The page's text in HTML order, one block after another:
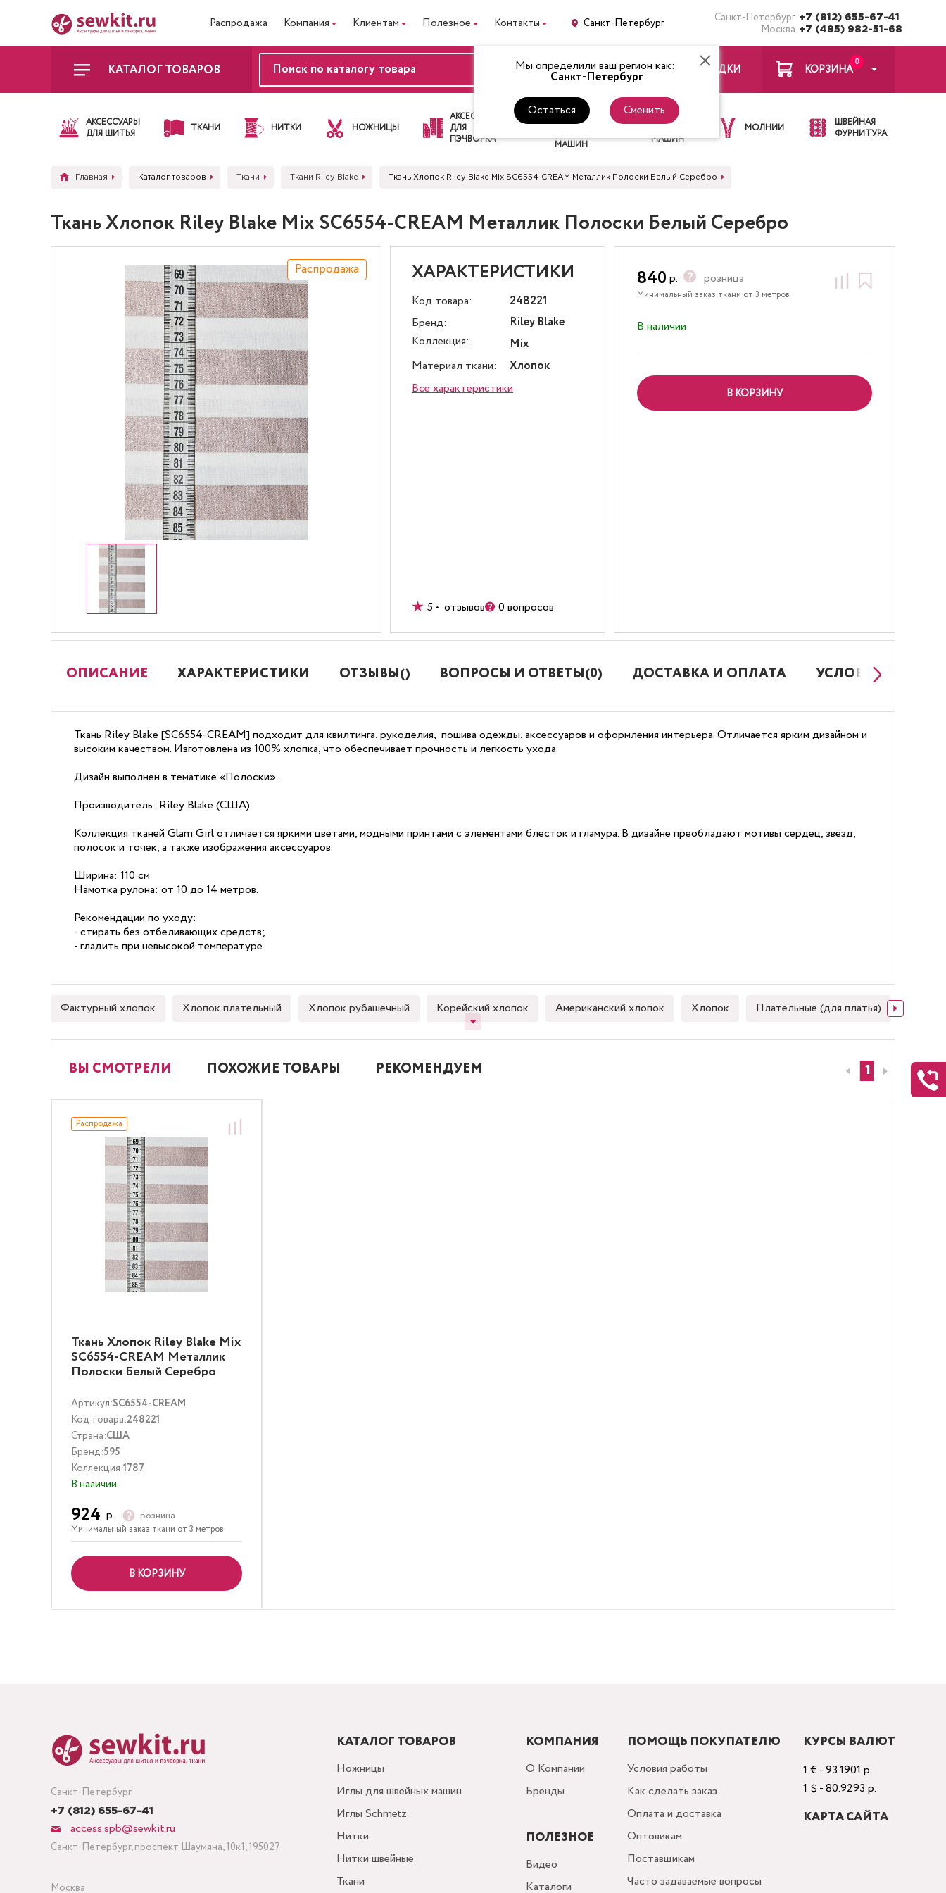
Распродажа Компания Клиентам Полезное Контакты Санкт-Петербург Санкт-Петербург +7 (812) 655-67-41
Москва +7 (495) 982-51-68
Мы определили ваш регион как:
Санкт-Петербург
Остаться Сменить
КАТАЛОГ ТОВАРОВ ВХОД ЗАКЛАДКИ
0
КОРЗИНА
АКСЕССУАРЫ
ДЛЯ ШИТЬЯ
ТКАНИ НИТКИ НОЖНИЦЫ
АКСЕССУАРЫ
ДЛЯ
ПЭЧВОРКА
ЛАПКИ
ДЛЯ
МАШИН
ИГЛЫ ДЛЯ
ШВЕЙНЫХ
МАШИН
МОЛНИИ
ШВЕЙНАЯ
ФУРНИТУРА
Главная Каталог товаров Ткани Ткани Riley Blake Ткань Хлопок Riley Blake Mix SC6554-CREAM Металлик Полоски Белый Серебро
Ткань Хлопок Riley Blake Mix SC6554-CREAM Металлик Полоски Белый Серебро
Распродажа ХАРАКТЕРИСТИКИ
Код товара:
248221
Бренд:
Riley Blake
Коллекция:
Mix
Материал ткани:
Хлопок
Все характеристики
5 • отзывов 0 вопросов
840 р. розница
Минимальный заказ ткани от 3 метров
В наличии
В КОРЗИНУ
ОПИСАНИЕ ХАРАКТЕРИСТИКИ ОТЗЫВЫ() ВОПРОСЫ И ОТВЕТЫ(0) ДОСТАВКА И ОПЛАТА УСЛОВИЯ РАБОТЫ
Ткань Riley Blake [SC6554-CREAM] подходит для квилтинга, рукоделия, пошива одежды, аксессуаров и оформления интерьера. Отличается ярким дизайном и
высоким качеством. Изготовлена из 100% хлопка, что обеспечивает прочность и легкость ухода.
Дизайн выполнен в тематике «Полоски».
Производитель: Riley Blake (США).
Коллекция тканей Glam Girl отличается яркими цветами, модными принтами с элементами блесток и гламура. В дизайне преобладают мотивы сердец, звёзд,
полосок и точек, а также изображения аксессуаров.
Ширина: 110 см
Намотка рулона: от 10 до 14 метров.
Рекомендации по уходу:
- стирать без отбеливающих средств;
- гладить при невысокой температуре.
Фактурный хлопок Хлопок плательный Хлопок рубашечный Корейский хлопок Американский хлопок Хлопок Плательные (для платья)
ВЫ СМОТРЕЛИ ПОХОЖИЕ ТОВАРЫ РЕКОМЕНДУЕМ
Распродажа
Ткань Хлопок Riley Blake Mix
SC6554-CREAM Металлик
Полоски Белый Серебро
Артикул:SC6554-CREAM
Код товара:248221
Страна:США
Бренд:595
Коллекция:1787
В наличии
924 р. розница
Минимальный заказ ткани от 3 метров
В КОРЗИНУ
1
Санкт-Петербург
+7 (812) 655-67-41
access.spb@sewkit.ru
Санкт-Петербург, проспект Шаумяна, 10к1, 195027
Москва
КАТАЛОГ ТОВАРОВ
Ножницы
Иглы для швейных машин
Иглы Schmetz
Нитки
Нитки швейные
Ткани
КОМПАНИЯ
О Компании
Бренды
ПОЛЕЗНОЕ
Видео
Каталоги
ПОМОЩЬ ПОКУПАТЕЛЮ
Условия работы
Как сделать заказ
Оплата и доставка
Оптовикам
Поставщикам
Часто задаваемые вопросы
КУРСЫ ВАЛЮТ
1 € - 93.1901 р.
1 $ - 80.9293 р.
КАРТА САЙТА